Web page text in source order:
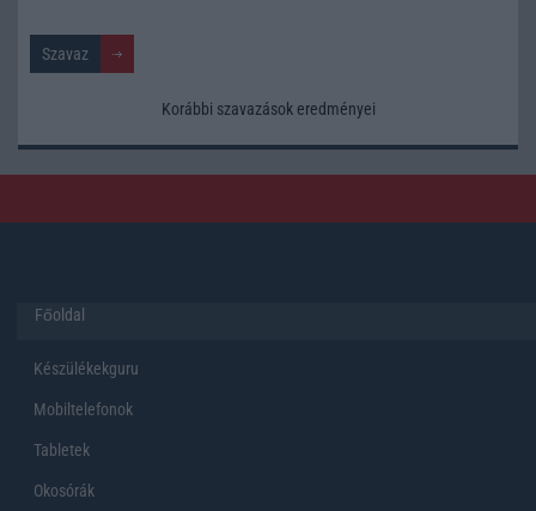
Korábbi szavazások eredményei
Főoldal
Készülékekguru
Mobiltelefonok
Tabletek
Okosórák